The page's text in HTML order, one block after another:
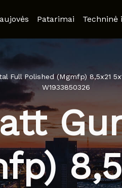
Patarimai Techninė
Full Polished (Mgmfp) 8,5x21
W1933850326